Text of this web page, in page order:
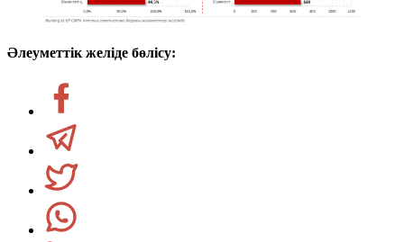
Әлеуметтік желіде бөлісу: